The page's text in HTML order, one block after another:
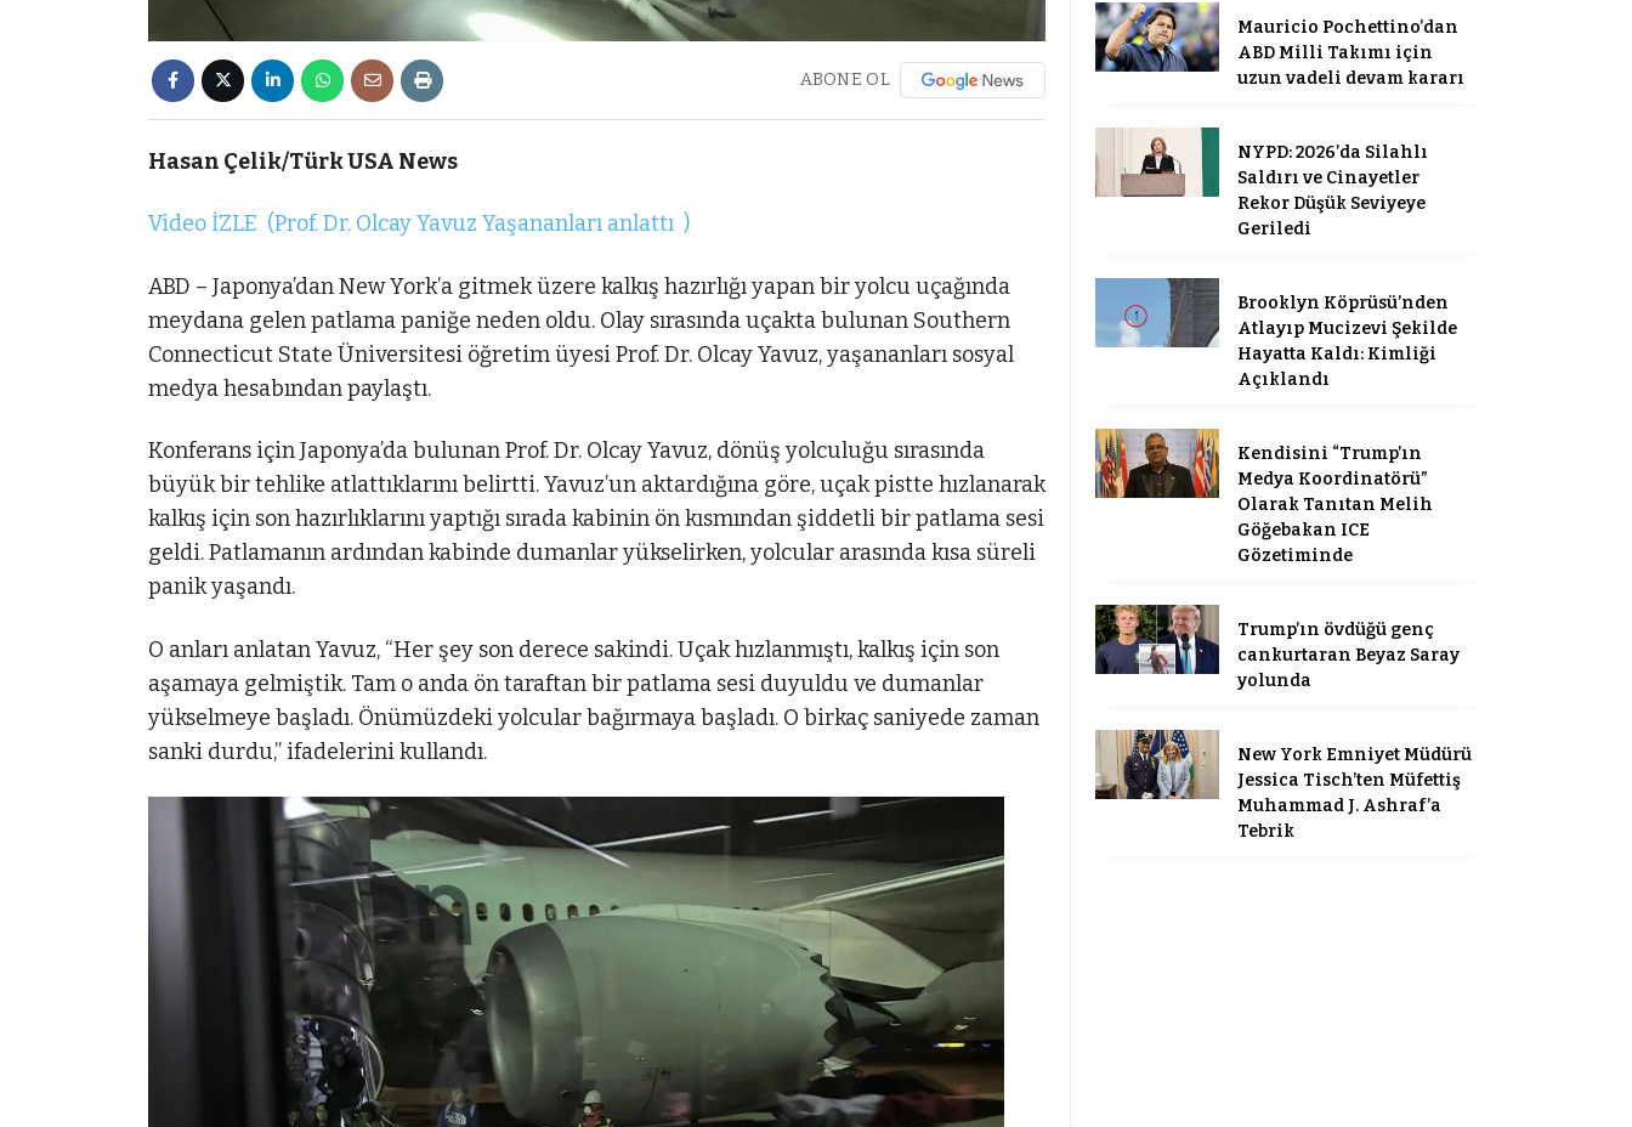
ABONE OL
Hasan Çelik/Türk USA News
Video İZLE (Prof. Dr. Olcay Yavuz Yaşananları anlattı )
ABD – Japonya’dan New York’a gitmek üzere kalkış hazırlığı yapan bir yolcu uçağında
meydana gelen patlama paniğe neden oldu. Olay sırasında uçakta bulunan Southern
Connecticut State Üniversitesi öğretim üyesi Prof. Dr. Olcay Yavuz, yaşananları sosyal
medya hesabından paylaştı.
Konferans için Japonya’da bulunan Prof. Dr. Olcay Yavuz, dönüş yolculuğu sırasında
büyük bir tehlike atlattıklarını belirtti. Yavuz’un aktardığına göre, uçak pistte hızlanarak
kalkış için son hazırlıklarını yaptığı sırada kabinin ön kısmından şiddetli bir patlama sesi
geldi. Patlamanın ardından kabinde dumanlar yükselirken, yolcular arasında kısa süreli
panik yaşandı.
O anları anlatan Yavuz, “Her şey son derece sakindi. Uçak hızlanmıştı, kalkış için son
aşamaya gelmiştik. Tam o anda ön taraftan bir patlama sesi duyuldu ve dumanlar
yükselmeye başladı. Önümüzdeki yolcular bağırmaya başladı. O birkaç saniyede zaman
sanki durdu,” ifadelerini kullandı.
Mauricio Pochettino’dan
ABD Milli Takımı için
uzun vadeli devam kararı
NYPD: 2026’da Silahlı
Saldırı ve Cinayetler
Rekor Düşük Seviyeye
Geriledi
Brooklyn Köprüsü’nden
Atlayıp Mucizevi Şekilde
Hayatta Kaldı: Kimliği
Açıklandı
Kendisini “Trump’ın
Medya Koordinatörü”
Olarak Tanıtan Melih
Göğebakan ICE
Gözetiminde
Trump’ın övdüğü genç
cankurtaran Beyaz Saray
yolunda
New York Emniyet Müdürü
Jessica Tisch’ten Müfettiş
Muhammad J. Ashraf’a
Tebrik